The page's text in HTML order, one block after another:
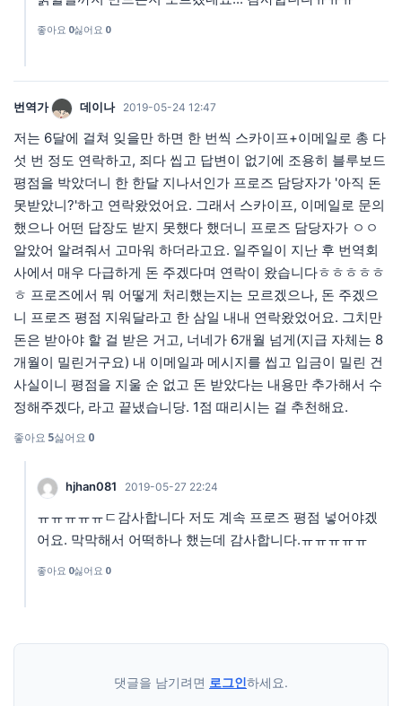
좋아요 0싫어요 0
번역가 데이나 2019-05-24 12:47
저는 6달에 걸쳐 잊을만 하면 한 번씩 스카이프+이메일로 총 다
섯 번 정도 연락하고, 죄다 씹고 답변이 없기에 조용히 블루보드
평점을 박았더니 한 한달 지나서인가 프로즈 담당자가 '아직 돈
못받았니?'하고 연락왔었어요. 그래서 스카이프, 이메일로 문의
했으나 어떤 답장도 받지 못했다 했더니 프로즈 담당자가 ㅇㅇ
알았어 알려줘서 고마워 하더라고요. 일주일이 지난 후 번역회
사에서 매우 다급하게 돈 주겠다며 연락이 왔습니다ㅎㅎㅎㅎㅎ
ㅎ 프로즈에서 뭐 어떻게 처리했는지는 모르겠으나, 돈 주겠으
니 프로즈 평점 지워달라고 한 삼일 내내 연락왔었어요. 그치만
돈은 받아야 할 걸 받은 거고, 너네가 6개월 넘게(지급 자체는 8
개월이 밀린거구요) 내 이메일과 메시지를 씹고 입금이 밀린 건
사실이니 평점을 지울 순 없고 돈 받았다는 내용만 추가해서 수
정해주겠다, 라고 끝냈습니당. 1점 때리시는 걸 추천해요.
좋아요 5싫어요 0
hjhan081 2019-05-27 22:24
ㅠㅠㅠㅠㅠㄷ감사합니다 저도 계속 프로즈 평점 넣어야겠
어요. 막막해서 어떡하나 했는데 감사합니다.ㅠㅠㅠㅠㅠ
좋아요 0싫어요 0
댓글을 남기려면 로그인하세요.